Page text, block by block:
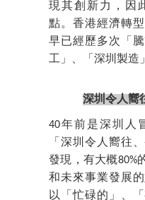
現其創新力，因
點。香港經濟轉
早已經歷多次「
工」、「深圳製造
深圳令人嚮
40年前是深圳人
「深圳令人嚮往
發現，有大概80%
和未來事業發展
以「忙碌的」、